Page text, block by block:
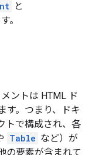
と
。
ントは HTML ド
す。つまり、ドキ
トで構成され、各
Table など）が
の要素が含まれて